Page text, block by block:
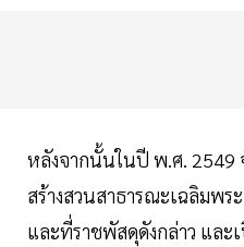
หลังจากนั้นในปี พ.ศ. 2549
สร้างสวนสาธารณะเฉลิมพ
และที่ราชพัสดุดังกล่าว และ